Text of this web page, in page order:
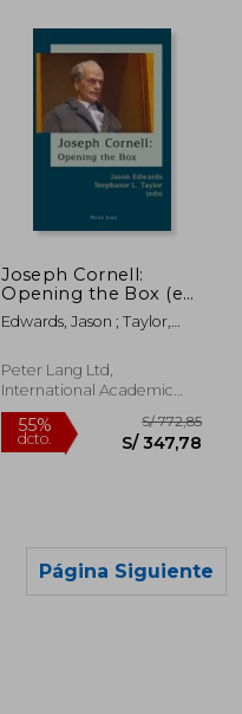
Joseph Cornell:
Opening the Box (en
Inglés)
Edwards, Jason ; Taylor,
Peter Lang Ltd,
International Academic
Publis, Tapa Blanda, Nuevo
Página Siguiente